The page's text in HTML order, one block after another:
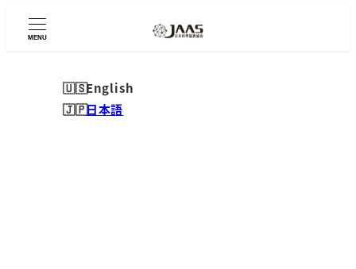
MENU
English
日本語